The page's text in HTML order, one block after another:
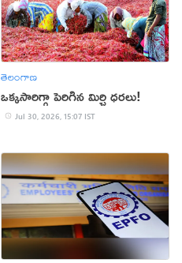
తెలంగాణ
ఒక్కసారిగ్గా పెరిగిన మిర్చి ధరలు!
Jul 30, 2026, 15:07 IST